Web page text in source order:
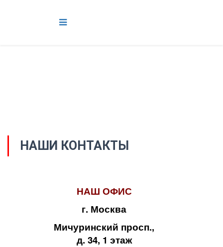
НАШИ КОНТАКТЫ
НАШ ОФИС
г. Москва
Мичуринский просп.,
д. 34, 1 этаж